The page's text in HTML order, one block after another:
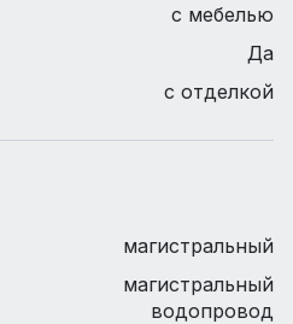
с мебелью
Да
с отделкой
магистральный
магистральный
водопровод